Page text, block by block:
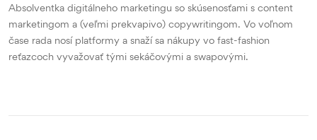
Absolventka digitálneho marketingu so skúsenosťami s content
marketingom a (veľmi prekvapivo) copywritingom. Vo voľnom
čase rada nosí platformy a snaží sa nákupy vo fast-fashion
reťazcoch vyvažovať tými sekáčovými a swapovými.